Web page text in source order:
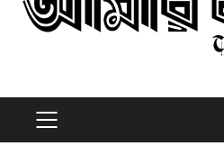
PRIMARY
MENU